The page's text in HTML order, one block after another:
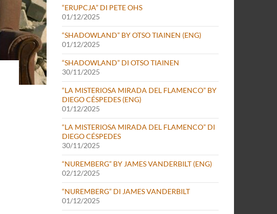
“ERUPCJA” DI PETE OHS
01/12/2025
“SHADOWLAND” BY OTSO TIAINEN (ENG)
01/12/2025
“SHADOWLAND” DI OTSO TIAINEN
30/11/2025
“LA MISTERIOSA MIRADA DEL FLAMENCO” BY
DIEGO CÉSPEDES (ENG)
01/12/2025
“LA MISTERIOSA MIRADA DEL FLAMENCO” DI
DIEGO CÉSPEDES
30/11/2025
“NUREMBERG” BY JAMES VANDERBILT (ENG)
02/12/2025
“NUREMBERG” DI JAMES VANDERBILT
01/12/2025